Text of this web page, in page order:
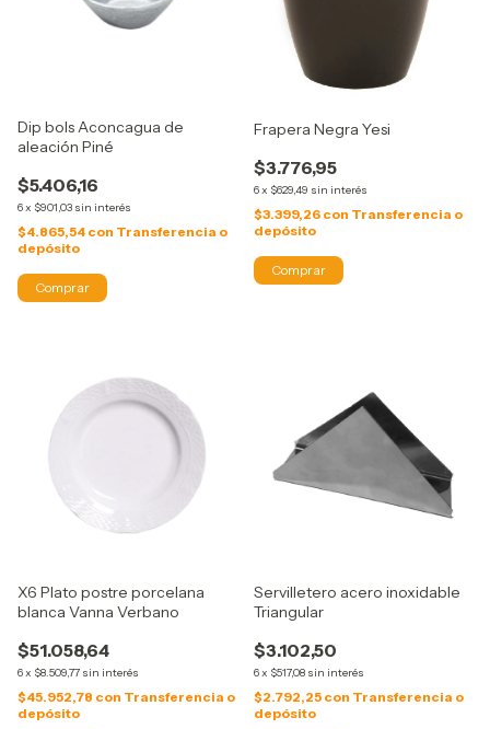
Dip bols Aconcagua de
aleación Piné
$5.406,16
6x $901,03 sin interés
$4.865,54 con Transferencia o
depósito
Frapera Negra Yesi
$3.776,95
6x $629,49 sin interés
$3.399,26 con Transferencia o
depósito
X6 Plato postre porcelana
blanca Vanna Verbano
$51.058,64
6x $8.509,77 sin interés
$45.952,78 con Transferencia o
depósito
Servilletero acero inoxidable
Triangular
$3.102,50
6x $517,08 sin interés
$2.792,25 con Transferencia o
depósito